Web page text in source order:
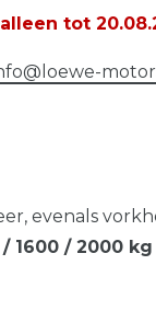
alleen tot
evenals
/ 1600 / 2000 kg